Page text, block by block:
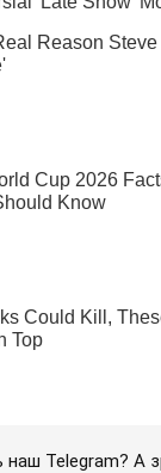
Telegram? А